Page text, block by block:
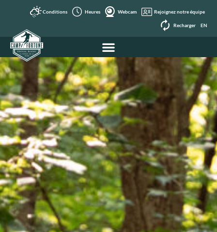
Conditions Heures Webcam Rejoignez notre équipe
Recharger EN